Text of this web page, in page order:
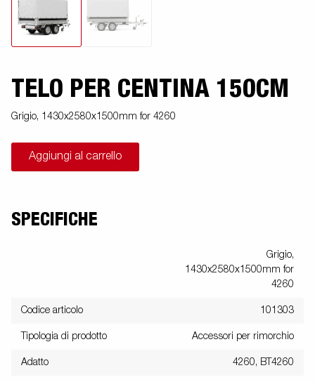
TELO PER CENTINA 150CM
Grigio, 1430x2580x1500mm for 4260
Aggiungi al carrello
SPECIFICHE
Grigio,
1430x2580x1500mm for
4260
Codice articolo 101303
Tipologia di prodotto Accessori per rimorchio
Adatto 4260, BT4260